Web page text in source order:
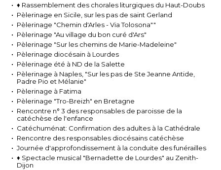
♦ Rassemblement des chorales liturgiques du Haut-Doubs
Pèlerinage en Sicile, sur les pas de saint Gerland
Pèlerinage "Chemin d'Arles - Via Tolosona""
Pèlerinage "Au village du bon curé d'Ars"
Pèlerinage "Sur les chemins de Marie-Madeleine"
Pèlerinage diocésain à Lourdes
Pèlerinage été à ND de la Salette
Pèlerinage à Naples, "Sur les pas de Ste Jeanne Antide,
Padre Pio et Mélanie"
Pèlerinage à Fatima
Pèlerinage "Tro-Breizh" en Bretagne
Rencontre n° 3 des responsables de paroisse de la
catéchèse de l'enfance
Catéchuménat: Confirmation des adultes à la Cathédrale
Rencontre des responsables diocésains catéchèse
Journée d'approfondissement à la conduite des funérailles
♦ Spectacle musical "Bernadette de Lourdes" au Zenith-
Dijon